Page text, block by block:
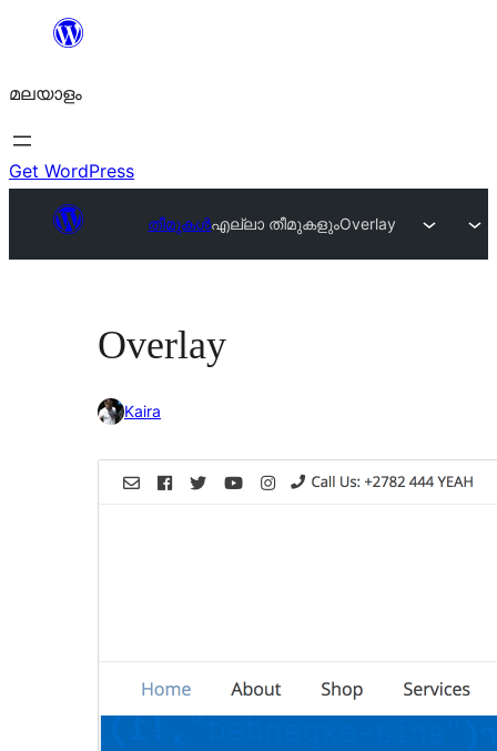
ഉള്ളടക്കത്തിലേക്ക്
മലയാളം
Get WordPress
തീമുകൾഎല്ലാ തീമുകളുംOverlay
Overlay
Kaira